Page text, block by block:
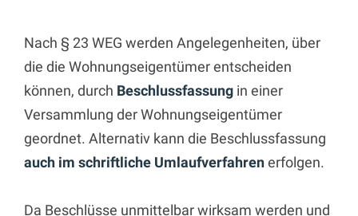
Nach § 23 WEG werden Angelegenheiten, über
die die Wohnungseigentümer entscheiden
können, durch Beschlussfassung in einer
Versammlung der Wohnungseigentümer
geordnet. Alternativ kann die Beschlussfassung
auch im schriftliche Umlaufverfahrenerfolgen.
Da Beschlüsse unmittelbar wirksam werden und